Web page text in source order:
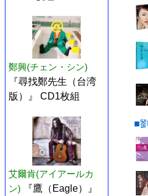
鄭興(チェン・シン)
『尋找鄭先生（台湾
版）』 CD1枚組
艾爾肯(アイアールカ
ン)
『鷹（Eagle）』
■